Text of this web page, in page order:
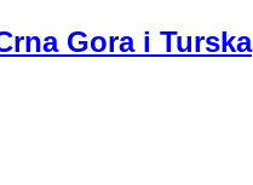
Gora i Turska